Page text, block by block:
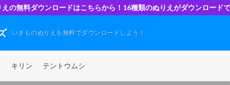
の無料ダウンロードはこちらから！16種類のぬりえがダウンロード
いきものぬりえを無料でダウンロードしよう！
キリン テントウムシ